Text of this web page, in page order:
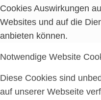
Cookies Auswirkungen
Websites und auf die
anbieten können.
Notwendige Website
Diese Cookies sind
auf unserer Webseite